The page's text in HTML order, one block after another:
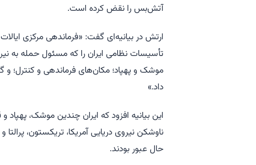
آتش‌بس را نقض کرده است.
ارتش در بیانیه‌ای گفت: «فرماندهی مرکزی
تأسیسات نظامی ایران را که مسئول حمله به
موشک و پهپاد؛ مکان‌های فرماندهی و کنترل؛ و
داد.»
این بیانیه افزود که ایران چندین موشک،
ناوشکن نیروی دریایی آمریکا، تریکستون،
حال عبور بودند.